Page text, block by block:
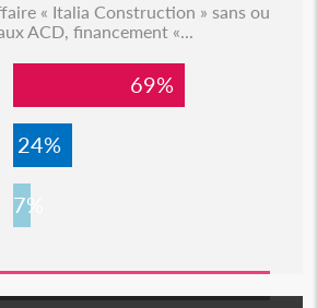
« Italia Construction » sans ou
ACD, financement «...
69%
24%
7%